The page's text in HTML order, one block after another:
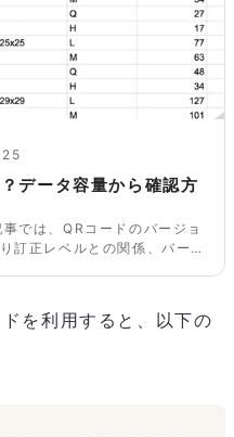
データ容量から確認方
では、QRコードのバージョ
訂正レベルとの関係、バージ
を利用すると、以下の